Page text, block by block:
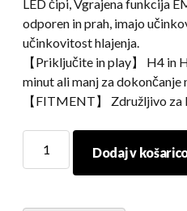
LED čipi, Vgrajena funkcija
odporen in prah, imajo
učinkovitost hlajenja.
【Priključite in play】 H4 in
minut ali manj za dokončanje
【FITMENT】 Združljivo za
Dodaj v